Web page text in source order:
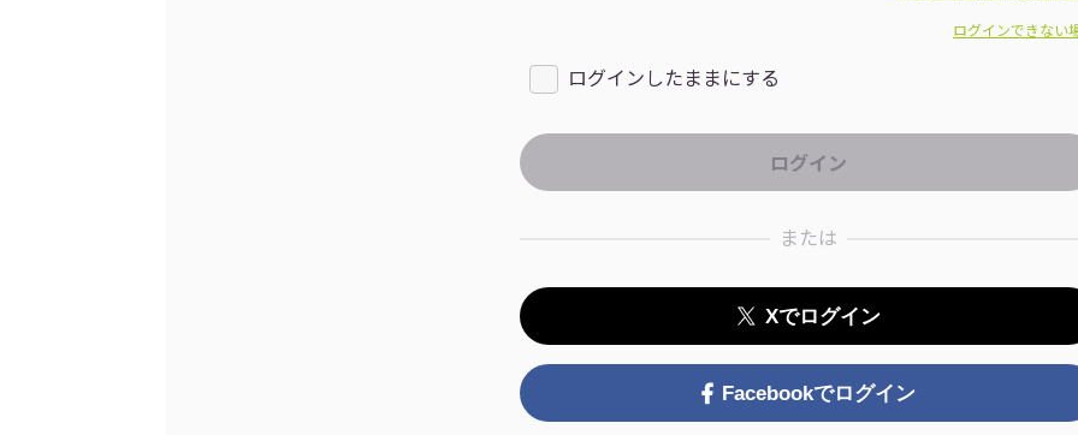
ログインできない
ログインしたままにする
または
Xでログイン
Facebookでログイン